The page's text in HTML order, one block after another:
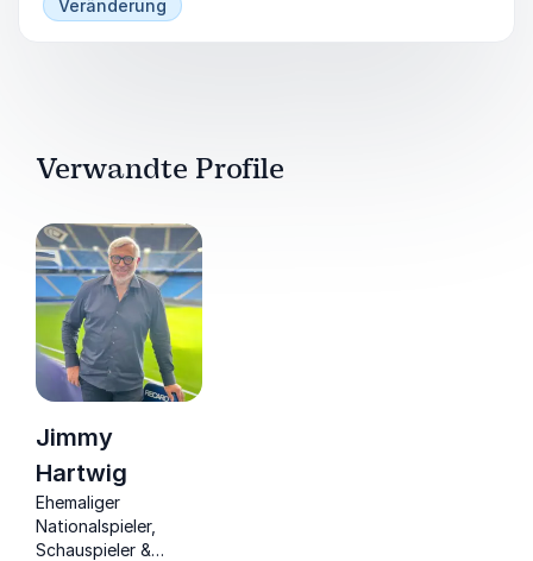
Veränderung
Verwandte Profile
Jimmy
Hartwig
Ehemaliger
Nationalspieler,
Schauspieler &